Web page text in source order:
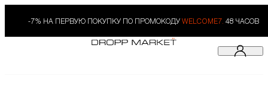
-7% НА ПЕРВУЮ ПОКУПКУ ПО ПРОМОКОДУ WELCOME7. 48 ЧАСОВ